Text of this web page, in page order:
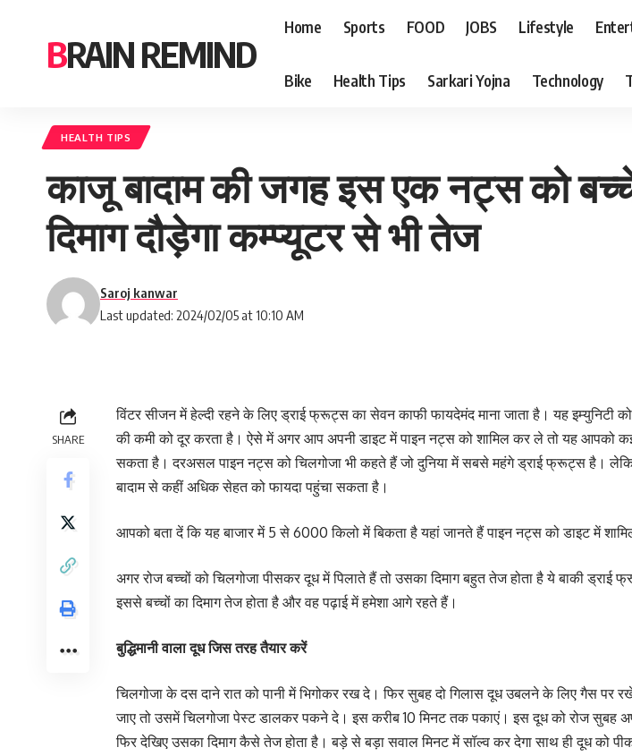
BRAIN REMIND
Home Sports FOOD JOBS Lifestyle
Bike Health Tips Sarkari Yojna Technology
HEALTH TIPS
काजू बादाम की जगह इस एक नट्स को
दिमाग दौड़ेगा कम्प्यूटर से भी तेज
Last updated: 2024/02/05 at 10:10 AM
Saroj kanwar
SHARE
विंटर सीजन में हेल्दी रहने के लिए ड्राई फ्रूट्स का सेवन काफी फायदेमंद माना जाता है। यह इम्युनिटी
की कमी को दूर करता है। ऐसे में अगर आप अपनी डाइट में पाइन नट्स को शामिल कर ले तो यह आपको
सकता है। दरअसल पाइन नट्स को चिलगोजा भी कहते हैं जो दुनिया में सबसे महंगे ड्राई फ्रूट्स है।
बादाम से कहीं अधिक सेहत को फायदा पहुंचा सकता है।
आपको बता दें कि यह बाजार में 5 से 6000 किलो में बिकता है यहां जानते हैं पाइन नट्स को डाइट में
अगर रोज बच्चों को चिलगोजा पीसकर दूध में पिलाते हैं तो उसका दिमाग बहुत तेज होता है ये बाकी ड्राई
इससे बच्चों का दिमाग तेज होता है और वह पढ़ाई में हमेशा आगे रहते हैं।
बुद्धिमानी वाला दूध जिस तरह तैयार करें
चिलगोजा के दस दाने रात को पानी में भिगोकर रख दे। फिर सुबह दो गिलास दूध उबलने के लिए गैस पर
जाए तो उसमें चिलगोजा पेस्ट डालकर पकने दे। इस करीब 10 मिनट तक पकाएं। इस दूध को रोज सुबह
फिर देखिए उसका दिमाग कैसे तेज होता है। बड़े से बड़ा सवाल मिनट में सॉल्व कर देगा साथ ही दूध को